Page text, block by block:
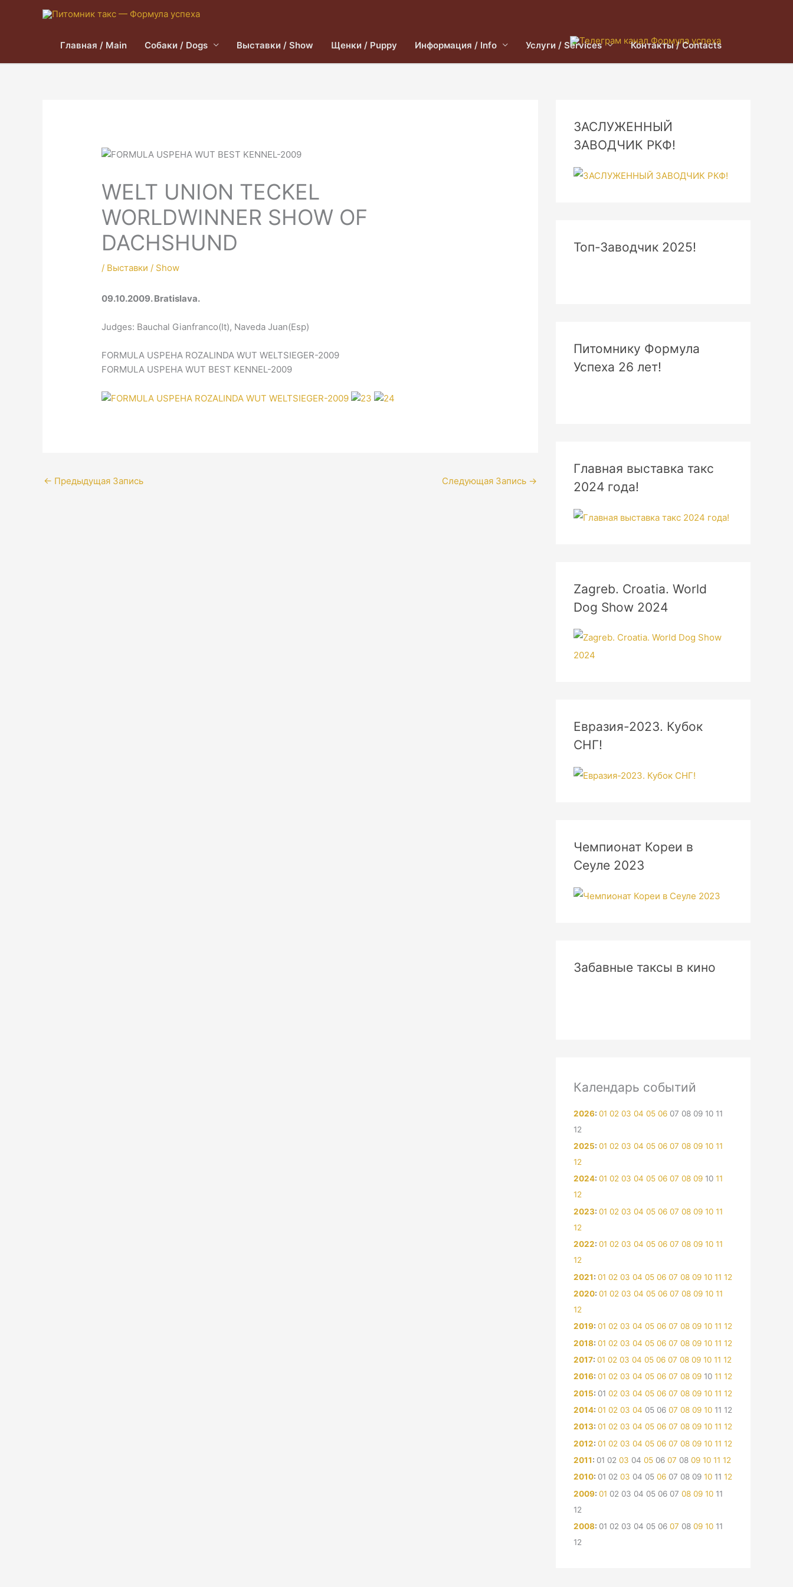
Главная / Main Собаки / Dogs Выставки / Show Щенки / Puppy Информация / Info Услуги / Services Контакты / Contacts
WELT UNION TECKEL
WORLDWINNER SHOW OF
DACHSHUND
/ Выставки / Show
09.10.2009. Bratislava.
Judges: Bauchal Gianfranco(It), Naveda Juan(Esp)
FORMULA USPEHA ROZALINDA WUT WELTSIEGER-2009
FORMULA USPEHA WUT BEST KENNEL-2009
← Предыдущая Запись Следующая Запись →
ЗАСЛУЖЕННЫЙ
ЗАВОДЧИК РКФ!
Топ-Заводчик 2025!
Питомнику Формула
Успеха 26 лет!
Главная выставка такс
2024 года!
Zagreb. Croatia. World
Dog Show 2024
Евразия-2023. Кубок
СНГ!
Чемпионат Кореи в
Сеуле 2023
Забавные таксы в кино
Календарь событий
2026: 01 02 03 04 05 06 07 08 09 10 11
12
2025: 01 02 03 04 05 06 07 08 09 10 11
12
2024: 01 02 03 04 05 06 07 08 09 10 11
12
2023: 01 02 03 04 05 06 07 08 09 10 11
12
2022: 01 02 03 04 05 06 07 08 09 10 11
12
2021: 01 02 03 04 05 06 07 08 09 10 11 12
2020: 01 02 03 04 05 06 07 08 09 10 11
12
2019: 01 02 03 04 05 06 07 08 09 10 11 12
2018: 01 02 03 04 05 06 07 08 09 10 11 12
2017: 01 02 03 04 05 06 07 08 09 10 11 12
2016: 01 02 03 04 05 06 07 08 09 10 11 12
2015: 01 02 03 04 05 06 07 08 09 10 11 12
2014: 01 02 03 04 05 06 07 08 09 10 11 12
2013: 01 02 03 04 05 06 07 08 09 10 11 12
2012: 01 02 03 04 05 06 07 08 09 10 11 12
2011: 01 02 03 04 05 06 07 08 09 10 11 12
2010: 01 02 03 04 05 06 07 08 09 10 11 12
2009: 01 02 03 04 05 06 07 08 09 10 11
12
2008: 01 02 03 04 05 06 07 08 09 10 11
12